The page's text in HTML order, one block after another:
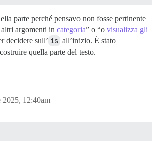
parte perché pensavo non fosse pertinente
argomenti in categoria” o “o visualizza gli
decidere sull’ is all’inizio. È stato
quella parte del testo.
2025, 12:40am